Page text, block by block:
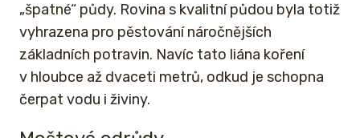
„špatné“ půdy. Rovina s kvalitní půdou byla totiž
vyhrazena pro pěstování náročnějších
základních potravin. Navíc tato liána koření
v hloubce až dvaceti metrů, odkud je schopna
čerpat vodu i živiny.